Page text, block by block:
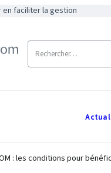
en faciliter la gestion
: les conditions pour